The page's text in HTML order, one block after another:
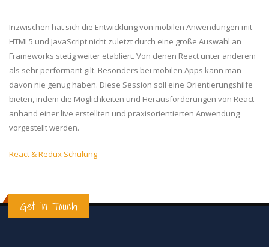
Inzwischen hat sich die Entwicklung von mobilen Anwendungen mit
HTML5 und JavaScript nicht zuletzt durch eine große Auswahl an
Frameworks stetig weiter etabliert. Von denen React unter anderem
als sehr performant gilt. Besonders bei mobilen Apps kann man
davon nie genug haben. Diese Session soll eine Orientierungshilfe
bieten, indem die Möglichkeiten und Herausforderungen von React
anhand einer live erstellten und praxisorientierten Anwendung
vorgestellt werden.
React & Redux Schulung
Get in Touch